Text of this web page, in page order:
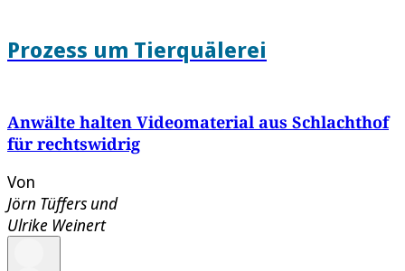
Prozess um Tierquälerei
Anwälte halten Videomaterial aus Schlachthof
für rechtswidrig
Von
Jörn Tüffers und
Ulrike Weinert